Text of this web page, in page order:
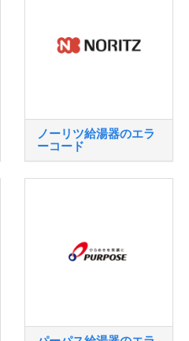
ノーリツ給湯器のエラ
ーコード